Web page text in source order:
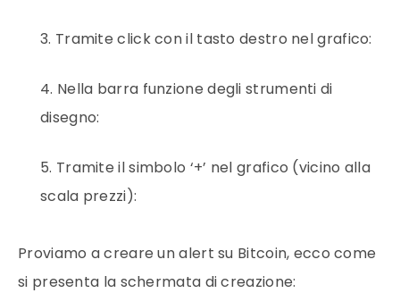
Tramite click con il tasto destro nel grafico:
Nella barra funzione degli strumenti di
disegno:
Tramite il simbolo ‘+’ nel grafico (vicino alla
scala prezzi):
Proviamo a creare un alert su Bitcoin, ecco come
si presenta la schermata di creazione: